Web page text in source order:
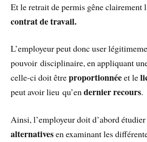
Et le retrait de permis gêne clairement
contrat de travail.
L’employeur peut donc user
pouvoir disciplinaire, en appliquant
celle-ci doit êtreproportionnéeet le
peut avoir lieu qu’endernier recours.
Ainsi, l’employeur doit d’abord
alternativesen examinant les